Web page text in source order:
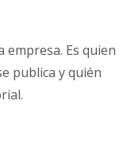
empresa. Es quien
publica y quién